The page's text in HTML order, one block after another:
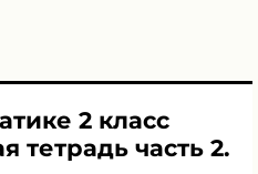
2 класс
тетрадь часть 2.